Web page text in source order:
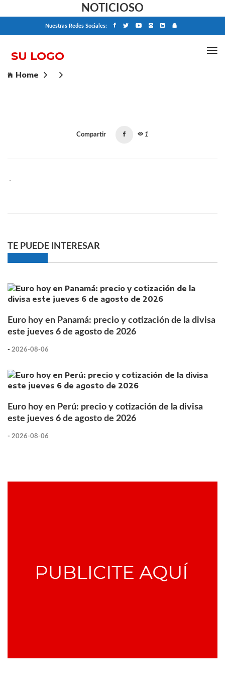
NOTICIOSO
Nuestras Redes Sociales:
Home
Compartir 1
-
TE PUEDE INTERESAR
Euro hoy en Panamá: precio y cotización de la divisa
este jueves 6 de agosto de 2026
- 2026-08-06
Euro hoy en Perú: precio y cotización de la divisa
este jueves 6 de agosto de 2026
- 2026-08-06